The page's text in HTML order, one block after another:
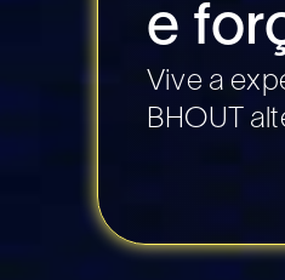
e
Vive a
BHOUT